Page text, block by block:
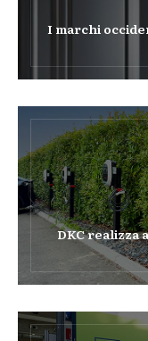
I marchi
DKC realizza